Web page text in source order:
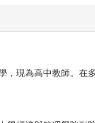
，現為高中教師。在